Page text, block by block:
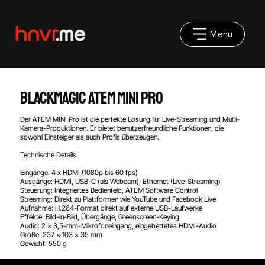
Menu
Blackmagic ATEM MINI Pro
Der ATEM MINI Pro ist die perfekte Lösung für Live-Streaming und Multi-
Kamera-Produktionen. Er bietet benutzerfreundliche Funktionen, die
sowohl Einsteiger als auch Profis überzeugen.
Technische Details:
Eingänge: 4 x HDMI (1080p bis 60 fps)
Ausgänge: HDMI, USB-C (als Webcam), Ethernet (Live-Streaming)
Steuerung: Integriertes Bedienfeld, ATEM Software Control
Streaming: Direkt zu Plattformen wie YouTube und Facebook Live
Aufnahme: H.264-Format direkt auf externe USB-Laufwerke
Effekte: Bild-in-Bild, Übergänge, Greenscreen-Keying
Audio: 2 x 3,5-mm-Mikrofoneingang, eingebettetes HDMI-Audio
Größe: 237 x 103 x 35 mm
Gewicht: 550 g